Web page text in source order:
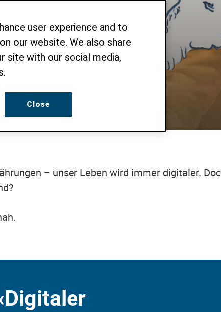
geregelt
– unser Leben wird immer digitaler.
user experience and to
our website. We also share
site with our social media,
Close